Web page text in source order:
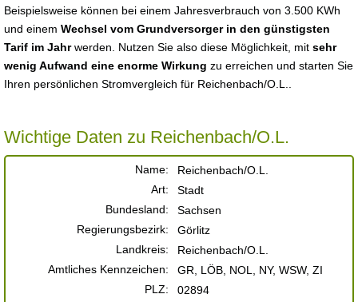
Beispielsweise können bei einem Jahresverbrauch von 3.500 KWh
und einem Wechsel vom Grundversorger in den günstigsten
Tarif im Jahrwerden. Nutzen Sie also diese Möglichkeit, mit sehr
wenig Aufwand eine enorme Wirkung zu erreichen und starten Sie
Ihren persönlichen Stromvergleich für Reichenbach/O.L..
Wichtige Daten zu Reichenbach/O.L.
Name:
Reichenbach/O.L.
Art:
Stadt
Bundesland:
Sachsen
Regierungsbezirk:
Görlitz
Landkreis:
Reichenbach/O.L.
Amtliches Kennzeichen:
GR, LÖB, NOL, NY, WSW, ZI
PLZ:
02894